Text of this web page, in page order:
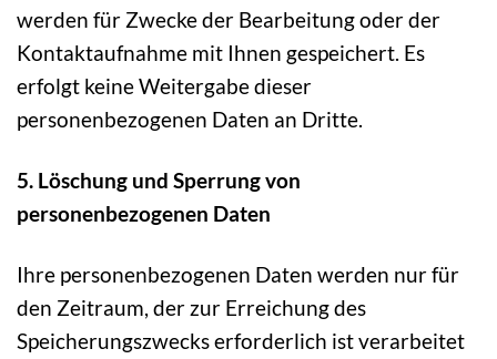
werden für Zwecke der Bearbeitung oder der
Kontaktaufnahme mit Ihnen gespeichert. Es
erfolgt keine Weitergabe dieser
personenbezogenen Daten an Dritte.
5. Löschung und Sperrung von
personenbezogenen Daten
Ihre personenbezogenen Daten werden nur für
den Zeitraum, der zur Erreichung des
Speicherungszwecks erforderlich ist verarbeitet